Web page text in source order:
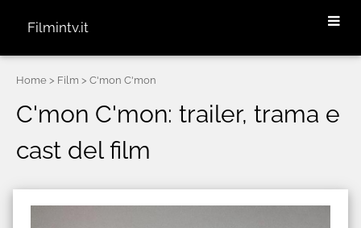
Filmintv.it
Home > Film > C'mon C'mon
C'mon C'mon: trailer, trama e
cast del film